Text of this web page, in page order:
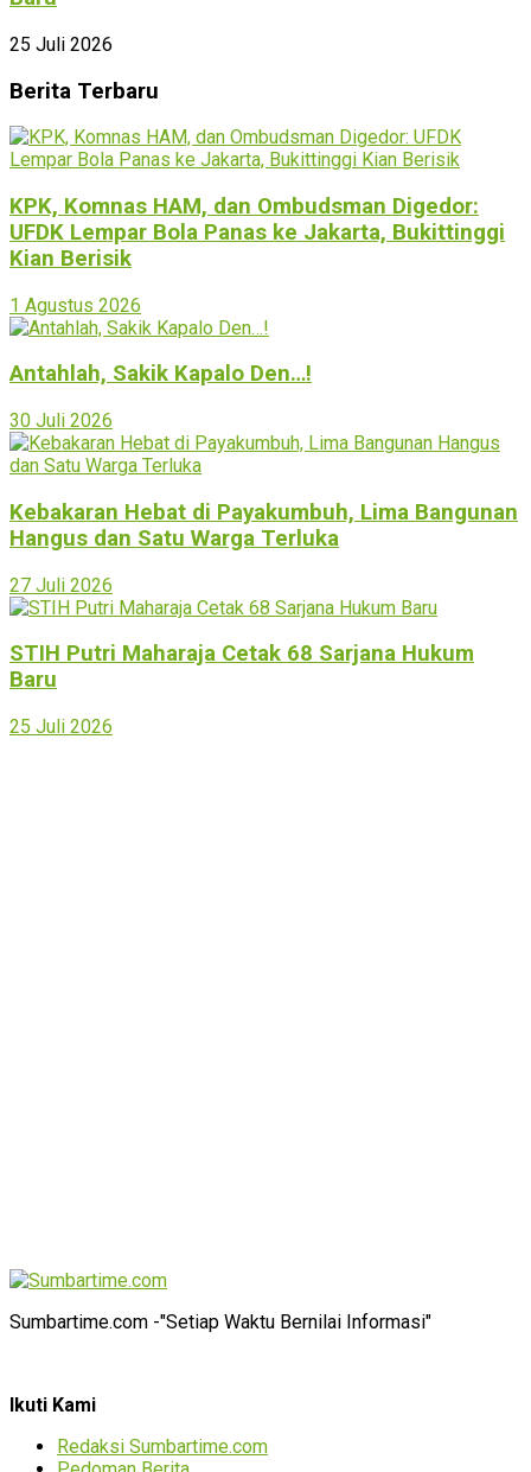
25 Juli 2026
Berita Terbaru
KPK, Komnas HAM, dan Ombudsman Digedor:
UFDK Lempar Bola Panas ke Jakarta, Bukittinggi
Kian Berisik
1 Agustus 2026
Antahlah, Sakik Kapalo Den…!
30 Juli 2026
Kebakaran Hebat di Payakumbuh, Lima Bangunan
Hangus dan Satu Warga Terluka
27 Juli 2026
STIH Putri Maharaja Cetak 68 Sarjana Hukum
Baru
25 Juli 2026
Sumbartime.com -"Setiap Waktu Bernilai Informasi"
Ikuti Kami
Redaksi Sumbartime.com